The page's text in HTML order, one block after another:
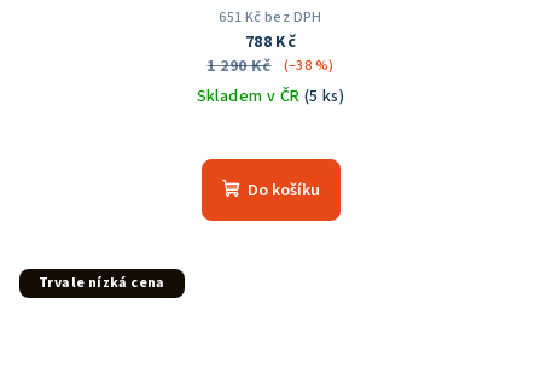
651 Kč bez DPH
788 Kč
1 290 Kč
(–38 %)
Skladem v ČR (5 ks)
hodnocení
produktu
Do košíku
Trvale nízká cena